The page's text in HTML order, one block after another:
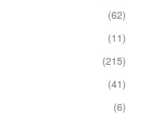
(62)
(11)
(215)
(41)
(6)